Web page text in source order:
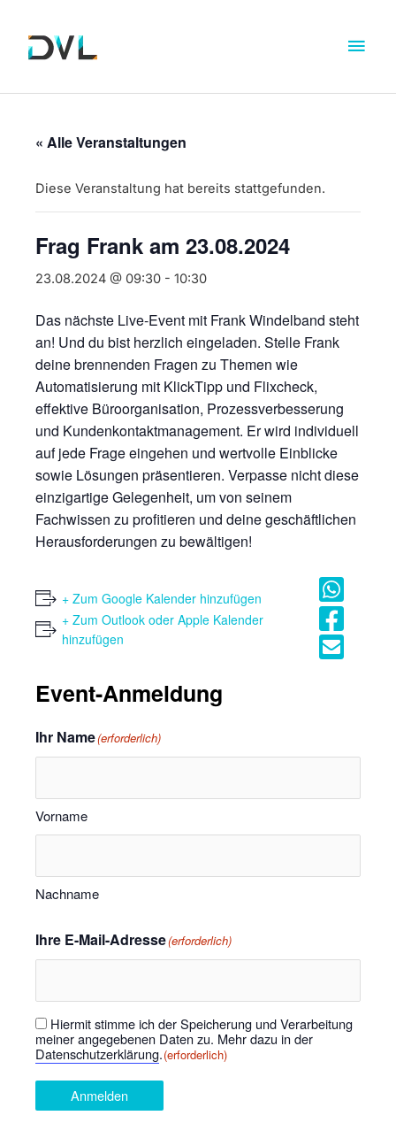
« Alle Veranstaltungen
Diese Veranstaltung hat bereits stattgefunden.
Frag Frank am 23.08.2024
23.08.2024 @ 09:30 - 10:30
Das nächste Live-Event mit Frank Windelband steht
an! Und du bist herzlich eingeladen. Stelle Frank
deine brennenden Fragen zu Themen wie
Automatisierung mit KlickTipp und Flixcheck,
effektive Büroorganisation, Prozessverbesserung
und Kundenkontaktmanagement. Er wird individuell
auf jede Frage eingehen und wertvolle Einblicke
sowie Lösungen präsentieren. Verpasse nicht diese
einzigartige Gelegenheit, um von seinem
Fachwissen zu profitieren und deine geschäftlichen
Herausforderungen zu bewältigen!
+ Zum Google Kalender hinzufügen
+ Zum Outlook oder Apple Kalender
hinzufügen
Event-Anmeldung
Ihr Name(erforderlich)
Vorname
Nachname
Ihre E-Mail-Adresse(erforderlich)
Einwilligung(erforderlich)
Hiermit stimme ich der Speicherung und Verarbeitung
meiner angegebenen Daten zu. Mehr dazu in der
Datenschutzerklärung.(erforderlich)
Anmelden